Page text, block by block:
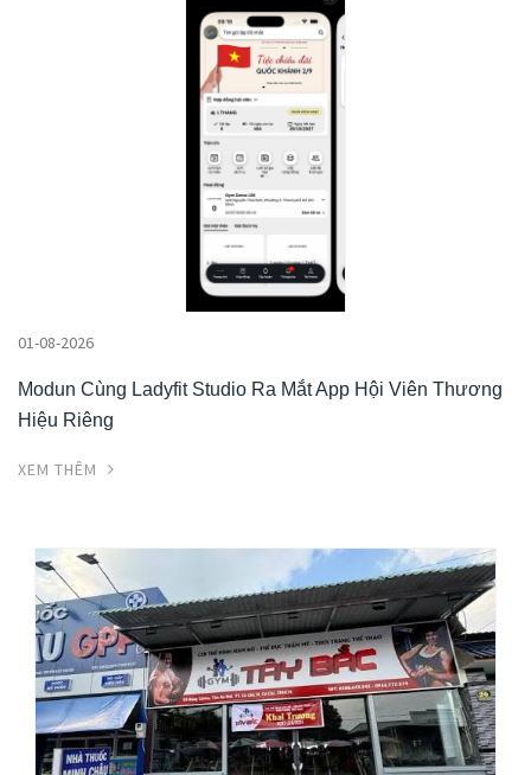
01-08-2026
Modun Cùng Ladyfit Studio Ra Mắt App Hội Viên Thương
Hiệu Riêng
XEM THÊM